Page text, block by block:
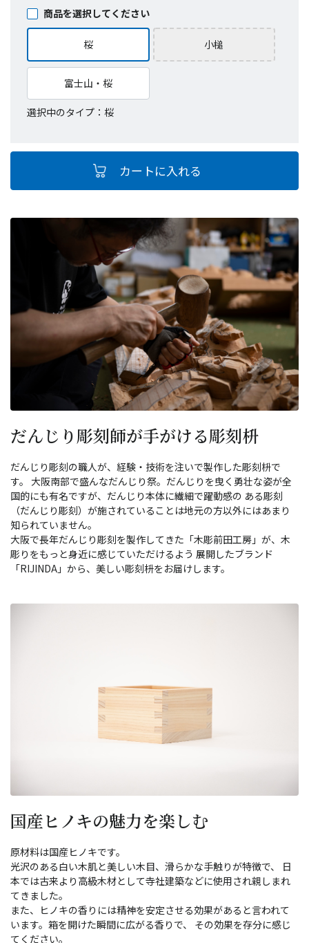
商品を選択してください
桜 小槌
富士山・桜
選択中のタイプ：桜
だんじり彫刻師が手がける彫刻枡
だんじり彫刻の職人が、経験・技術を注いで製作した彫刻枡で
す。 大阪南部で盛んなだんじり祭。だんじりを曳く勇壮な姿が全
国的にも有名ですが、だんじり本体に繊細で躍動感の ある彫刻
（だんじり彫刻）が施されていることは地元の方以外にはあまり
知られていません。
大阪で長年だんじり彫刻を製作してきた「木彫前田工房」が、木
彫りをもっと身近に感じていただけるよう 展開したブランド
「RIJINDA」から、美しい彫刻枡をお届けします。
国産ヒノキの魅力を楽しむ
原材料は国産ヒノキです。
光沢のある白い木肌と美しい木目、滑らかな手触りが特徴で、 日
本では古来より高級木材として寺社建築などに使用され親しまれ
てきました。
また、ヒノキの香りには精神を安定させる効果があると言われて
います。箱を開けた瞬間に広がる香りで、 その効果を存分に感じ
てください。